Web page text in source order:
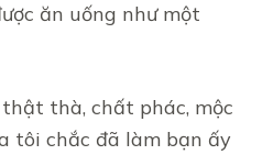
ăn uống như một
thà, chất phác, mộc
tôi chắc đã làm bạn ấy